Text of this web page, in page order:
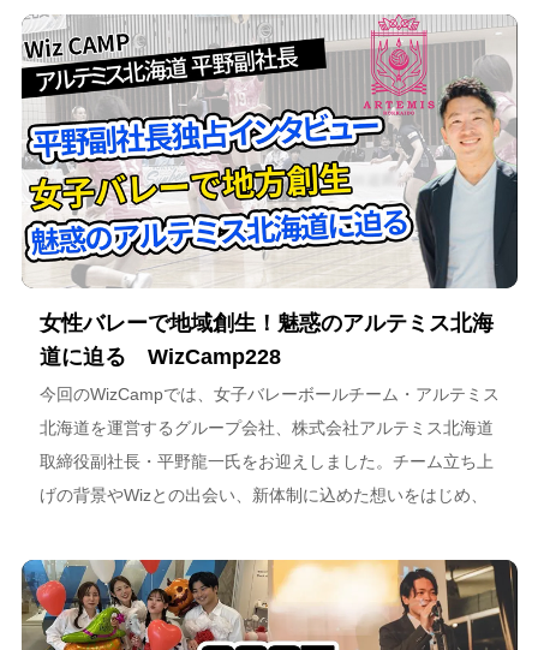
女性バレーで地域創生！魅惑のアルテミス北海
道に迫る WizCamp228
今回のWizCampでは、女子バレーボールチーム・アルテミス
北海道を運営するグループ会社、株式会社アルテミス北海道
取締役副社長・平野龍一氏をお迎えしました。チーム立ち上
げの背景やWizとの出会い、新体制に込めた想いをはじめ、
海道が描く今後のビジョンについて語っています。